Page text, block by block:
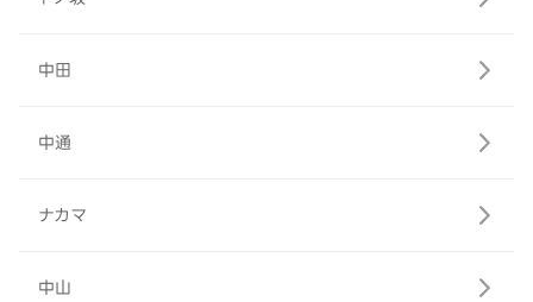
中田
中通
ナカマ
中山